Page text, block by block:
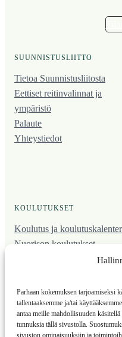
Parhaan kokemuksen tarjoamiseksi
tallentaaksemme ja/tai
antaa meille mahdollisuuden
tunnuksia tällä sivustolla.
SUUNNISTUSLIITTO
Tietoa Suunnistusliitosta
Eettiset reitinvalinnat ja
ympäristö
Palaute
Yhteystiedot
KOULUTUKSET
Koulutus ja
Nuorison koulutukset
Kartoitus
Ratamestari
© 2025 · ·